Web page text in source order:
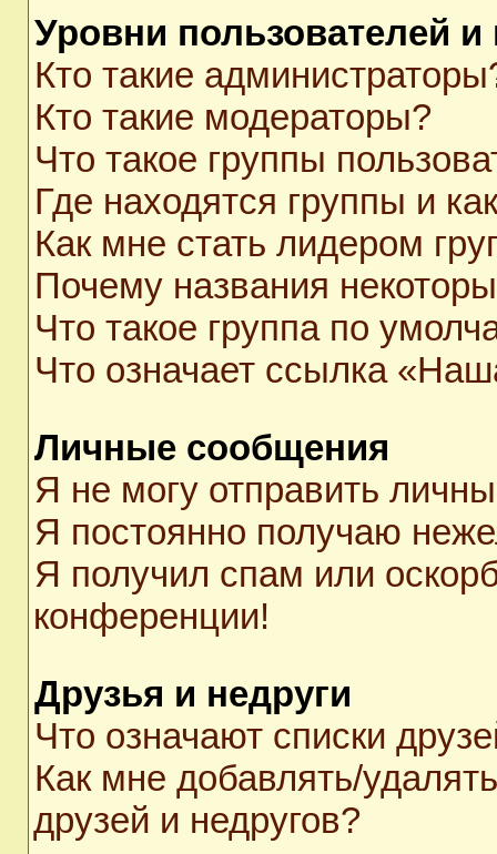
Уровни пользователей и
Кто такие
Кто такие модераторы?
Что такое группы
Где находятся группы и
Как мне стать лидером
Почему названия
Что такое группа по
Что означает ссылка
Личные сообщения
Я не могу отправить
Я постоянно получаю
Я получил спам или
конференции!
Друзья и недруги
Что означают списки
Как мне добавлять/
друзей и недругов?